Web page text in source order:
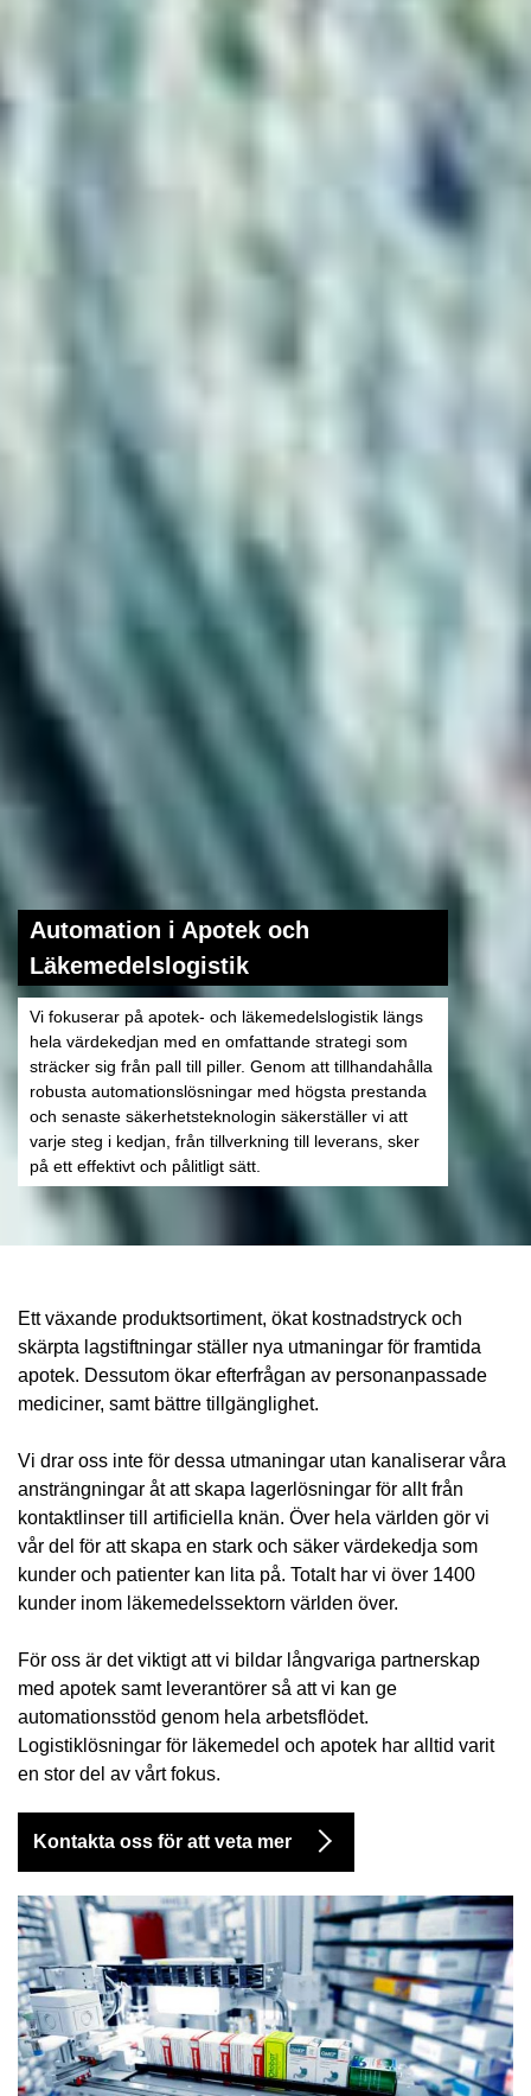
Automation i Apotek och
Läkemedelslogistik
Vi fokuserar på apotek- och läkemedelslogistik längs
hela värdekedjan med en omfattande strategi som
sträcker sig från pall till piller. Genom att tillhandahålla
robusta automationslösningar med högsta prestanda
och senaste säkerhetsteknologin säkerställer vi att
varje steg i kedjan, från tillverkning till leverans, sker
på ett effektivt och pålitligt sätt.
Ett växande produktsortiment, ökat kostnadstryck och
skärpta lagstiftningar ställer nya utmaningar för framtida
apotek. Dessutom ökar efterfrågan av personanpassade
mediciner, samt bättre tillgänglighet.
Vi drar oss inte för dessa utmaningar utan kanaliserar våra
ansträngningar åt att skapa lagerlösningar för allt från
kontaktlinser till artificiella knän. Över hela världen gör vi
vår del för att skapa en stark och säker värdekedja som
kunder och patienter kan lita på. Totalt har vi över 1400
kunder inom läkemedelssektorn världen över.
För oss är det viktigt att vi bildar långvariga partnerskap
med apotek samt leverantörer så att vi kan ge
automationsstöd genom hela arbetsflödet.
Logistiklösningar för läkemedel och apotek har alltid varit
en stor del av vårt fokus.
Kontakta oss för att veta mer